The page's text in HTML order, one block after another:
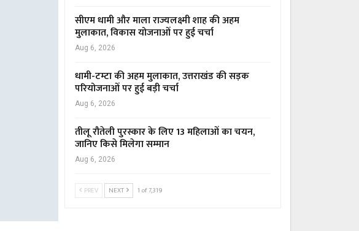
सीएम धामी और माला राज्यलक्ष्मी शाह की अहम
मुलाकात, विकास योजनाओं पर हुई चर्चा
Aug 6, 2026
धामी-टम्टा की अहम मुलाकात, उत्तराखंड की सड़क
परियोजनाओं पर हुई बड़ी चर्चा
Aug 6, 2026
तीलू रौतेली पुरस्कार के लिए 13 महिलाओं का चयन,
जानिए किसे मिलेगा सम्मान
Aug 6, 2026
PREV NEXT 1 of 7,319